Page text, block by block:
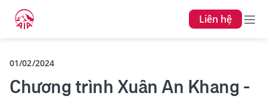
Liên hệ
01/02/2024
Chương trình Xuân An Khang -